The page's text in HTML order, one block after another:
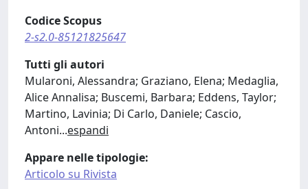
Codice Scopus
2-s2.0-85121825647
Tutti gli autori
Mularoni, Alessandra; Graziano, Elena; Medaglia,
Alice Annalisa; Buscemi, Barbara; Eddens, Taylor;
Martino, Lavinia; Di Carlo, Daniele; Cascio,
Antoni...espandi
Appare nelle tipologie:
Articolo su Rivista